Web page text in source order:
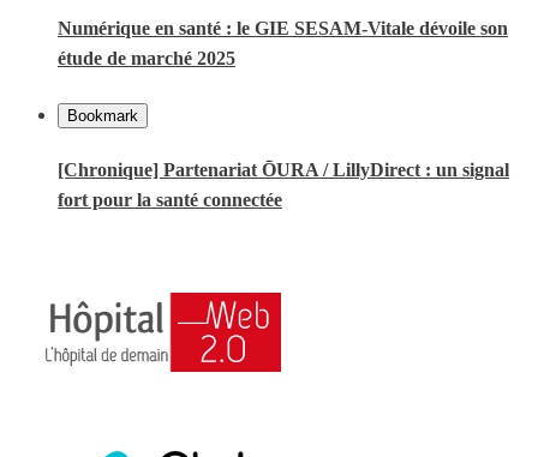
Numérique en santé : le GIE SESAM-Vitale dévoile son
étude de marché 2025
Bookmark
[Chronique] Partenariat ŌURA / LillyDirect : un signal
fort pour la santé connectée